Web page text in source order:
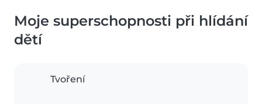
Moje superschopnosti při hlídání
dětí
Tvoření